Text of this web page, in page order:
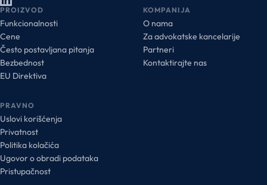
PROIZVOD
Funkcionalnosti
Cene
Često postavljana pitanja
Bezbednost
EU Direktiva
KOMPANIJA
O nama
Za advokatske kancelarije
Partneri
Kontaktirajte nas
PRAVNO
Uslovi korišćenja
Privatnost
Politika kolačića
Ugovor o obradi podataka
Pristupačnost